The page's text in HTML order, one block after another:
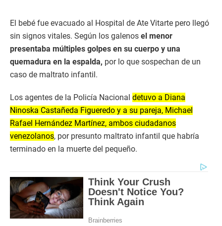
El bebé fue evacuado al Hospital de Ate Vitarte pero llegó
sin signos vitales. Según los galenos el menor
presentaba múltiples golpes en su cuerpo y una
quemadura en la espalda, por lo que sospechan de un
caso de maltrato infantil.
Los agentes de la Policía Nacional detuvo a Diana
Ninoska Castañeda Figueredo y a su pareja, Michael
Rafael Hernández Martínez, ambos ciudadanos
venezolanos, por presunto maltrato infantil que habría
terminado en la muerte del pequeño.